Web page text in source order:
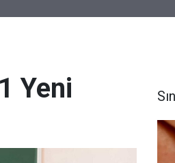
Yeni